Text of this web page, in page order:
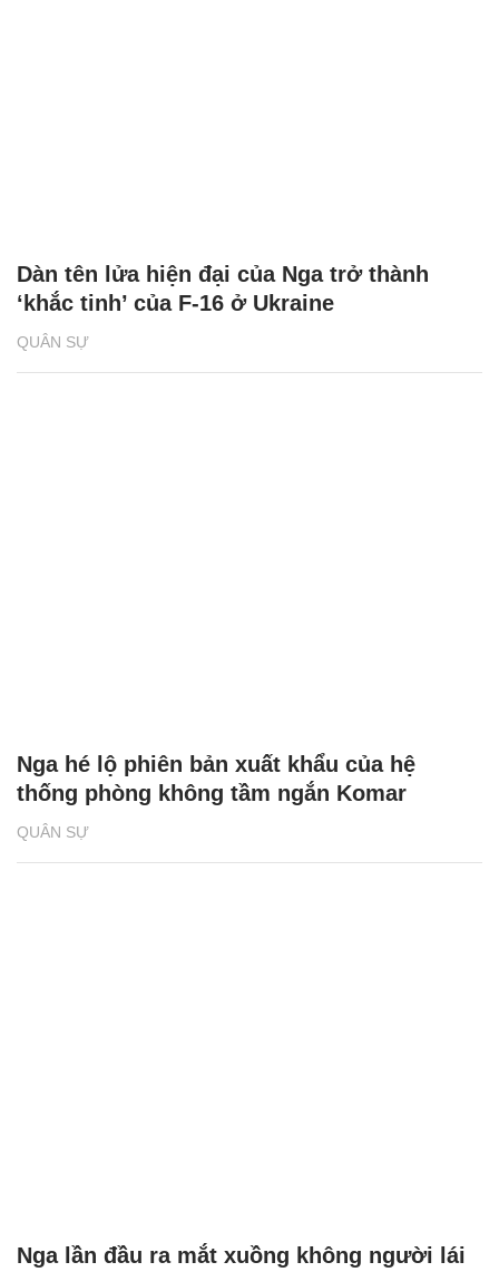
QUÂN SỰ
Dàn tên lửa hiện đại của Nga trở thành
‘khắc tinh’ của F-16 ở Ukraine
QUÂN SỰ
Nga hé lộ phiên bản xuất khẩu của hệ
thống phòng không tầm ngắn Komar
Nga lần đầu ra mắt xuồng không người lái